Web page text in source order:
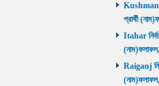
প্রার্থী
Itahar
Raiganj